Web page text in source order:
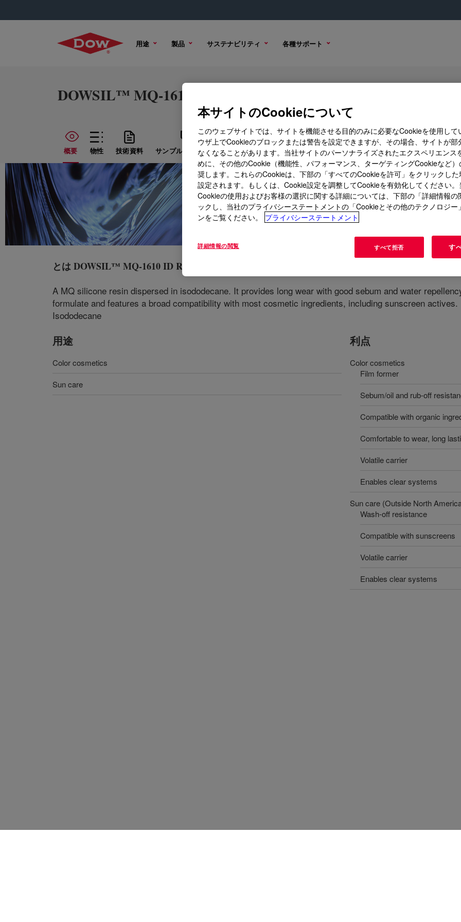
用途 製品 サステナビリティ 各種サポート
DOWSIL™ MQ-1610 ID Resin
概要 物性 技術資料 サンプル オプション 購入オプション
とはDOWSIL™ MQ-1610 ID Resin
A MQ silicone resin dispersed in isododecane. It provides long wear with good sebum and water
formulate and features a broad compatibility with most cosmetic ingredients, including sunscreen
Isododecane
用途
Color cosmetics
Sun care
利点
Color cosmetics
Film former
Sebum/oil and rub-off
Compatible with organic
Comfortable to wear, long
Volatile carrier
Enables clear systems
Sun care (Outside North
Wash-off resistance
Compatible with sunscreens
Volatile carrier
Enables clear systems
本サイトのCookieについて
このウェブサイトでは、サイトを機能させる目的のみに必要なCookieを使用して
ウザ上でCookieのブロックまたは警告を設定できますが、その場合、サイトが部
なくなることがあります。当社サイトのパーソナライズされたエクスペリエンス
めに、その他のCookie（機能性、パフォーマンス、ターゲティングCookieなど
奨します。これらのCookieは、下部の「すべてのCookieを許可」をクリックし
設定されます。もしくは、Cookie設定を調整してCookieを有効化してください。
Cookieの使用およびお客様の選択に関する詳細については、下部の「詳細情報の
ックし、当社のプライバシーステートメントの「Cookieとその他のテクノロジー
ンをご覧ください。
プライバシーステートメント
詳細情報の閲覧 すべて拒否 す